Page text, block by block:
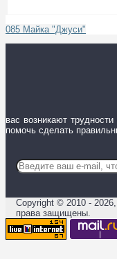
085 Майка "Джуси"
вас возникают
помочь сделать
Copyright © 2010 -
права защищены.